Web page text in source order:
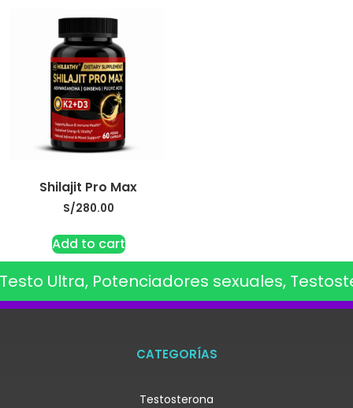
Shilajit Pro Max
S/280.00
Add to cart
Ultra, Potenciadores sexuales,
CATEGORÍAS
Testosterona